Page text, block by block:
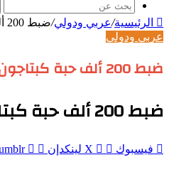
الرئيسية/عربي ودولي/ضبط 200 ألف حبة كبتاجون بريف دمشق في سوريا
عربي ودولي
ضبط 200 ألف حبة كبتاجون بريف دمشق في سوريا
ضبط 200 ألف حبة كبتاجون بريف دمشق في سوريا
فيسبوك ‫X لينكدإن